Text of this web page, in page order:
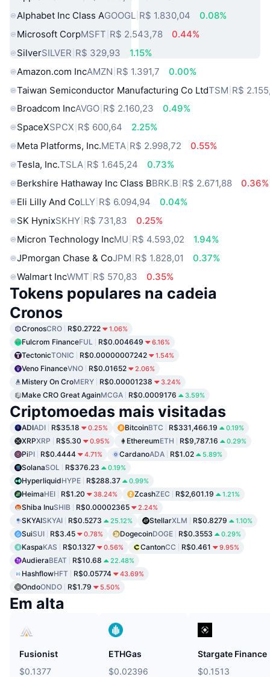
Alphabet Inc Class AGOOGL R$ 1.830,04
0.08%
Microsoft CorpMSFT R$ 2.543,78
0.44%
SilverSILVER R$ 329,93
1.15%
Amazon.com IncAMZN R$ 1.391,7
0.00%
Taiwan Semiconductor Manufacturing Co LtdTSM R$
Broadcom IncAVGO R$ 2.160,23
0.49%
SpaceXSPCX R$ 600,64
2.25%
Meta Platforms, Inc.META R$ 2.998,72
0.55%
Tesla, Inc.TSLA R$ 1.645,24
0.73%
Berkshire Hathaway Inc Class BBRK.B R$ 2.671,88
0.36%
Eli Lilly And CoLLY R$ 6.094,94
0.04%
SK HynixSKHY R$ 731,83
0.25%
Micron Technology IncMU R$ 4.593,02
1.94%
JPmorgan Chase & CoJPM R$ 1.828,01
0.37%
Walmart IncWMT R$ 570,83 0.35%
Tokens populares na cadeia
Cronos
CronosCRO R$0.2722 1.06%
Fulcrom FinanceFUL R$0.004649 6.16%
TectonicTONIC R$0.00000007242 1.54%
Veno FinanceVNO R$0.01652 2.06%
Mistery On CroMERY R$0.00001238 3.24%
Make CRO Great AgainMCGA R$0.0009176 3.59%
Criptomoedas mais visitadas
ADIADI R$35.18 0.25% BitcoinBTC R$331,466.19 0.19%
XRPXRP R$5.30 0.95% EthereumETH R$9,787.16 0.29%
PiPI R$0.4444 4.71% CardanoADA R$1.02 5.89%
SolanaSOL R$376.23 0.19%
HyperliquidHYPE R$288.37 0.99%
HeimaHEI R$1.20 38.24% ZcashZEC R$2,601.19 1.21%
Shiba InuSHIB R$0.00002365 2.24%
SKYAISKYAI R$0.5273 25.12% StellarXLM R$0.8279 1.10%
SuiSUI R$3.45 0.78% DogecoinDOGE R$0.3553 0.29%
KaspaKAS R$0.1327 0.56% CantonCC R$0.461 9.95%
AudieraBEAT R$10.68 22.48%
HashflowHFT R$0.05774 43.69%
OndoONDO R$1.79 5.50%
Em alta
Fusionist
$0.1377
ETHGas
$0.02396
Stargate Finance
$0.1513